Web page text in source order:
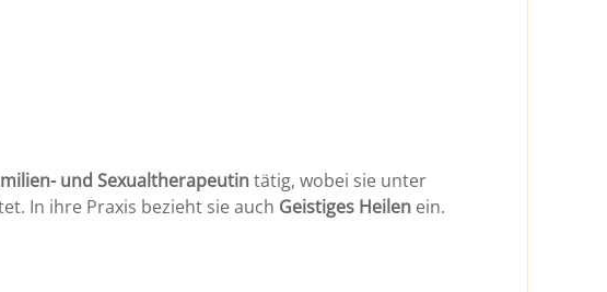
und Sexualtherapeutintätig, wobei sie unter
In ihre Praxis bezieht sie auch Geistiges Heilen ein.